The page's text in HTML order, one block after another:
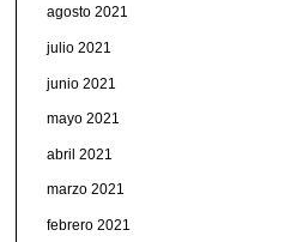
agosto 2021
julio 2021
junio 2021
mayo 2021
abril 2021
marzo 2021
febrero 2021